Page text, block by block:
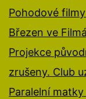
Pohodové
Březen ve
Projekce
zrušeny. Club
Paralelní